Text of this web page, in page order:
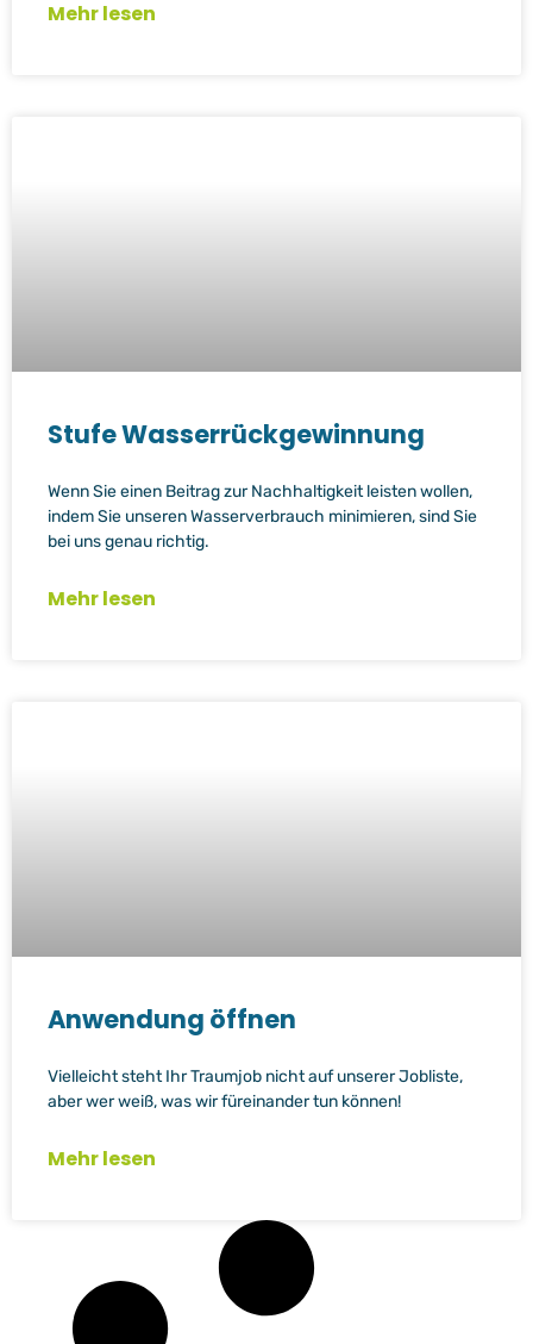
Mehr lesen
Stufe Wasserrückgewinnung
Wenn Sie einen Beitrag zur Nachhaltigkeit leisten wollen,
indem Sie unseren Wasserverbrauch minimieren, sind Sie
bei uns genau richtig.
Mehr lesen
Anwendung öffnen
Vielleicht steht Ihr Traumjob nicht auf unserer Jobliste,
aber wer weiß, was wir füreinander tun können!
Mehr lesen